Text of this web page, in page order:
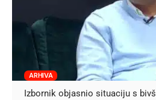
ARHIVA
Izbornik objasnio situaciju s